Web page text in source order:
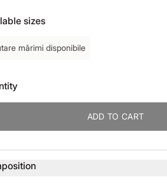
sizes
mărimi disponibile
ADD TO CART